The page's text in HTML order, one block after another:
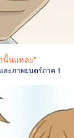
นั้นแหละ"
ละภาพยนตร์ภาค 1